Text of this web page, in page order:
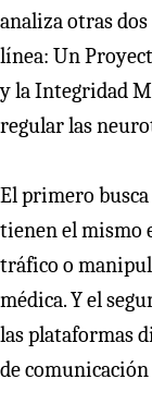
analiza otras
línea: Un
y la Integridad
regular las
El primero
tienen el mismo
tráfico o
médica. Y el
las plataformas
de comunicación